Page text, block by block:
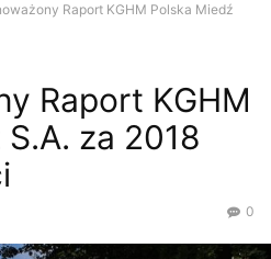
Raport KGHM Polska Miedź
Raport KGHM
za 2018
0